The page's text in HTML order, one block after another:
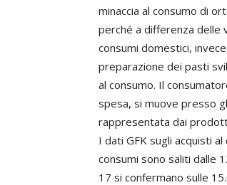
minaccia al consumo di
perché a differenza delle
consumi domestici,
preparazione dei pasti
al consumo. Il
spesa, si muove presso
rappresentata dai
I dati GFK sugli acquisti
consumi sono saliti dalle
17 si confermano sulle